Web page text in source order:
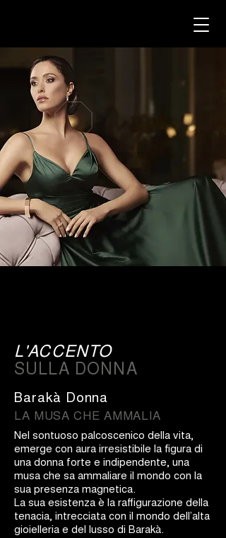
L'ACCENTO
SULLA DONNA
Barakà Donna
LA MUSA CHE AMMALIA
Nel sontuoso palcoscenico della vita,
emerge con aura irresistibile la figura di
una donna forte e indipendente, una
musa che sa ammaliare il mondo con la
sua presenza magnetica.
La sua esistenza è la raffigurazione della
tenacia, intrecciata con il mondo dell’alta
gioielleria e del lusso di Barakà.